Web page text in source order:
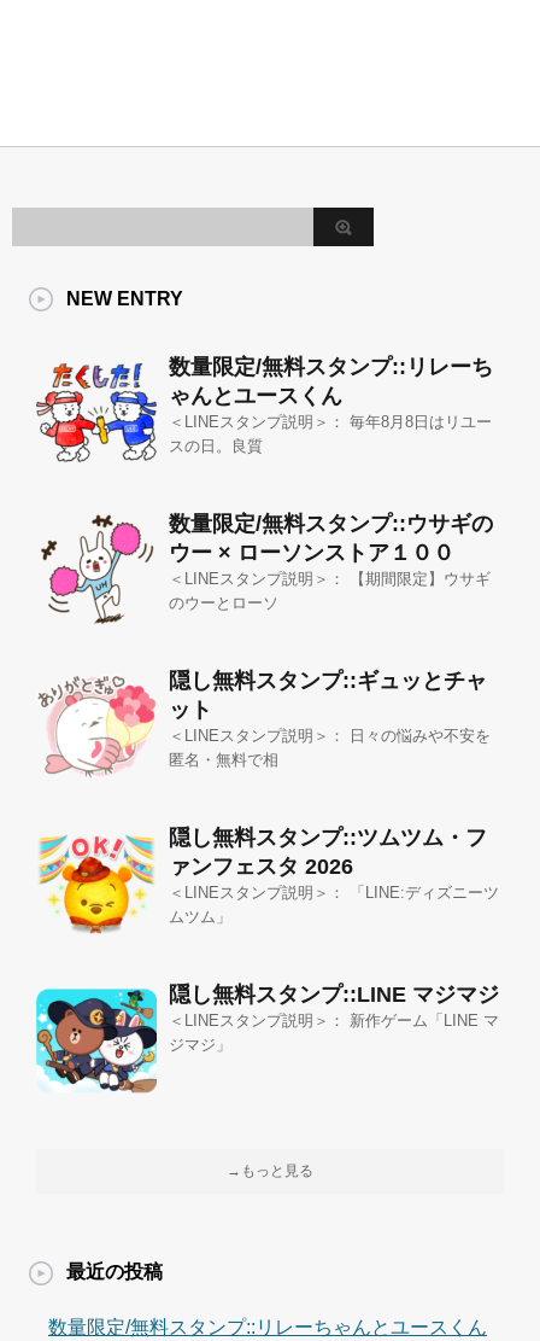
NEW ENTRY
数量限定/無料スタンプ::リレーち
ゃんとユースくん
＜LINEスタンプ説明＞： 毎年8月8日はリユー
スの日。良質
数量限定/無料スタンプ::ウサギの
ウー × ローソンストア１００
＜LINEスタンプ説明＞： 【期間限定】ウサギ
のウーとローソ
隠し無料スタンプ::ギュッとチャ
ット
＜LINEスタンプ説明＞： 日々の悩みや不安を
匿名・無料で相
隠し無料スタンプ::ツムツム・フ
ァンフェスタ 2026
＜LINEスタンプ説明＞： 「LINE:ディズニーツ
ムツム」
隠し無料スタンプ::LINE マジマジ
＜LINEスタンプ説明＞： 新作ゲーム「LINE マ
ジマジ」
→もっと見る
最近の投稿
数量限定/無料スタンプ::リレーちゃんとユースくん